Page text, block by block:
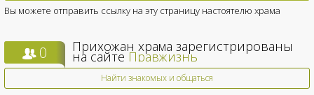
Вы можете отправить ссылку на эту страницу настоятелю храма
0 Прихожан храма зарегистрированы
на сайте Правжизнь
Найти знакомых и общаться